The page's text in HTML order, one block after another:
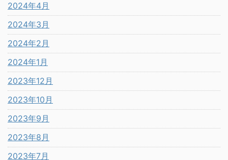
2024年4月
2024年3月
2024年2月
2024年1月
2023年12月
2023年10月
2023年9月
2023年8月
2023年7月